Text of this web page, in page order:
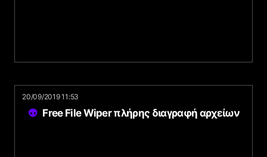
20/09/2019 11:53
Free File Wiper πλήρης διαγραφή αρχείων